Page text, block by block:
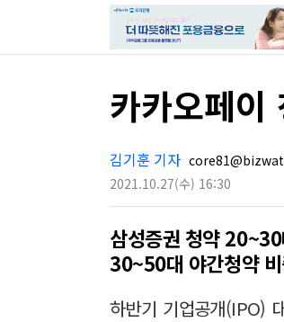
카카오페
김기훈 기자
2021.10.27(수) 16:30
삼성증권 청약
30~50대 야간청약
하반기 기업공개(IPO)